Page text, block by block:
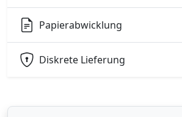
Papierabwicklung
Diskrete Lieferung